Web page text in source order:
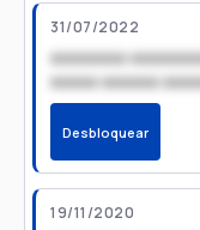
31/07/2022
xxxxxxxx
xxxxx xxxxxx
Desbloquear
19/11/2020